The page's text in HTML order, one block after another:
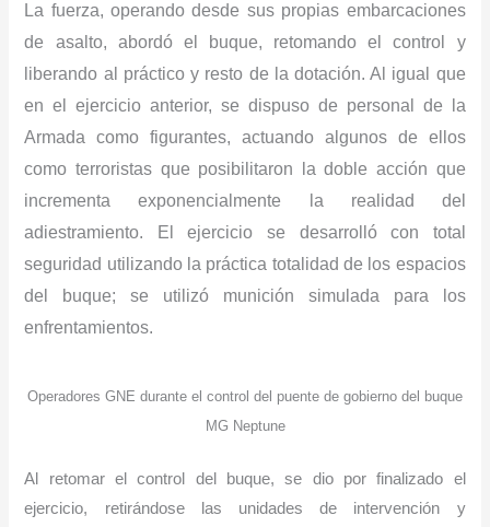
La fuerza, operando desde sus propias embarcaciones
de asalto, abordó el buque, retomando el control y
liberando al práctico y resto de la dotación. Al igual que
en el ejercicio anterior, se dispuso de personal de la
Armada como figurantes, actuando algunos de ellos
como terroristas que posibilitaron la doble acción que
incrementa exponencialmente la realidad del
adiestramiento. El ejercicio se desarrolló con total
seguridad utilizando la práctica totalidad de los espacios
del buque; se utilizó munición simulada para los
enfrentamientos.
Operadores GNE durante el control del puente de gobierno del buque
MG Neptune
Al retomar el control del buque, se dio por finalizado el
ejercicio, retirándose las unidades de intervención y